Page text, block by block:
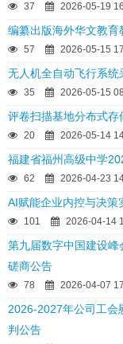
37 2026-05-19
编纂出版海外华文教
57 2026-05-15
无人机全自动飞行系
35 2026-05-15
评卷扫描基地分布式存
20 2026-05-14
福建省福州高级中学
62 2026-04-23
AI赋能企业内控与决策
101 2026-04-14
第九届数字中国建设
磋商公告
78 2026-04-07
2026-2027年公司工会
判公告